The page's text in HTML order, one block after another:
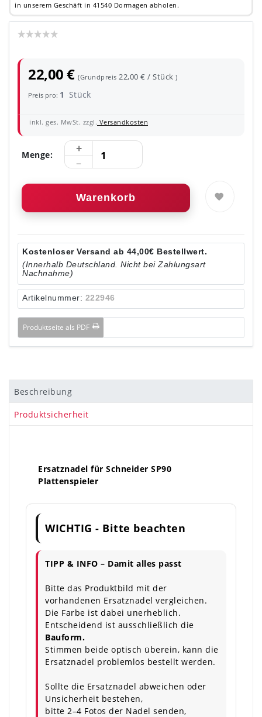
in unserem Geschäft in 41540 Dormagen abholen.
22,00 €(Grundpreis22,00 € / Stück)
Preis pro: 1 Stück
inkl. ges. MwSt. zzgl. Versandkosten
Menge:
Warenkorb
Kostenloser Versand ab 44,00€ Bestellwert.
(Innerhalb Deutschland. Nicht bei Zahlungsart
Nachnahme)
Artikelnummer: 222946
Produktseite als PDF
Beschreibung
Produktsicherheit
Ersatznadel für Schneider SP90
Plattenspieler
WICHTIG - Bitte beachten
TIPP & INFO – Damit alles passt
Bitte das Produktbild mit der
vorhandenen Ersatznadel vergleichen.
Die Farbe ist dabei unerheblich.
Entscheidend ist ausschließlich die
Bauform.
Stimmen beide optisch überein, kann die
Ersatznadel problemlos bestellt werden.
Sollte die Ersatznadel abweichen oder
Unsicherheit bestehen,
bitte 2–4 Fotos der Nadel senden,